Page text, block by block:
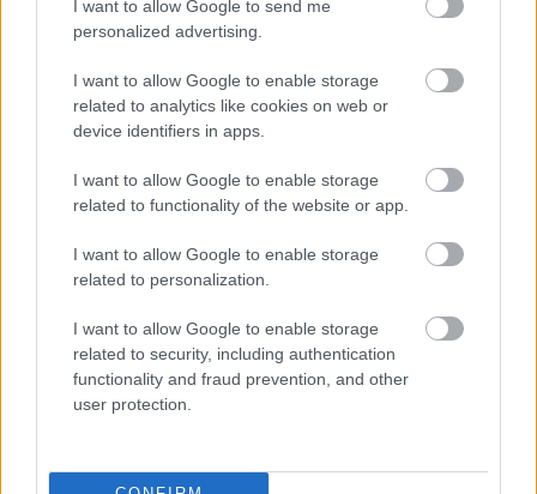
I want to allow Google to send me
personalized advertising.
I want to allow Google to enable storage
related to analytics like cookies on web or
device identifiers in apps.
I want to allow Google to enable storage
related to functionality of the website or app.
I want to allow Google to enable storage
related to personalization.
I want to allow Google to enable storage
related to security, including authentication
functionality and fraud prevention, and other
user protection.
Na Morave prerobila
starú chalupu na
nepoznanie: Keď
že nie ste v Toskánsku
S motorovou pílou sa
dokáže aj podpísať.
montovaný domček v
duchu tradícií
10 najčastejších